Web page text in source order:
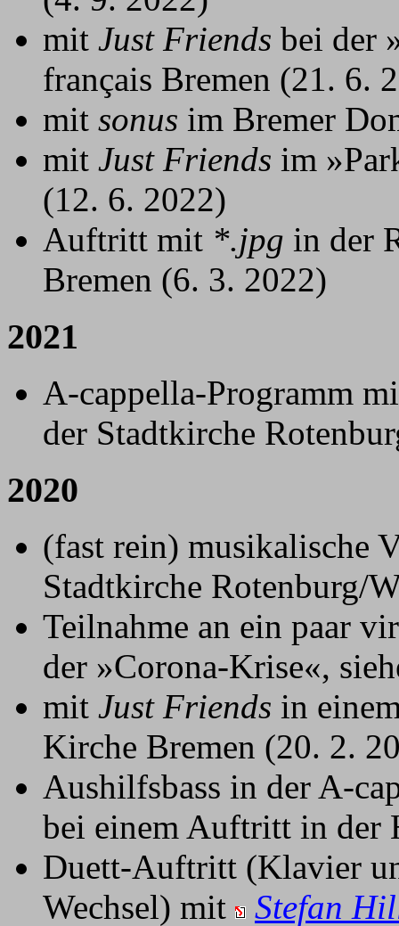
mit Just Friends bei der
français Bremen (21. 6.
mit sonus im Bremer
mit Just Friends im
(12. 6. 2022)
Auftritt mit *.jpg in der
Bremen (6. 3. 2022)
2021
A-cappella-Programm
der Stadtkirche
2020
(fast rein) musikalische
Stadtkirche Rotenburg/
Teilnahme an ein paar
der »Corona-Krise«,
mit Just Friends in
Kirche Bremen (20. 2.
Aushilfsbass in der A-
bei einem Auftritt in der
Duett-Auftritt (Klavier
Wechsel) mit
Stefan